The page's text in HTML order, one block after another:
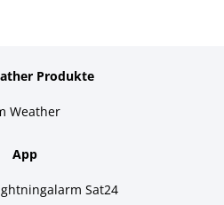
Produkte
Weather
App
Sat24